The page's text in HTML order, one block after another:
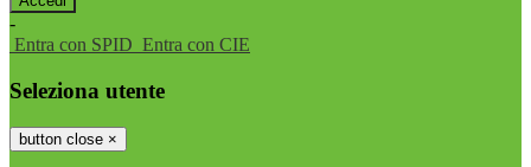
-
Entra con SPID Entra con CIE
Seleziona utente
button close ×